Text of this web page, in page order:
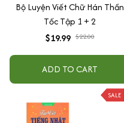
Bộ Luyện Viết Chữ Hán Thần
Tốc Tập 1 + 2
$19.99 $22.00
ADD TO CART
SALE